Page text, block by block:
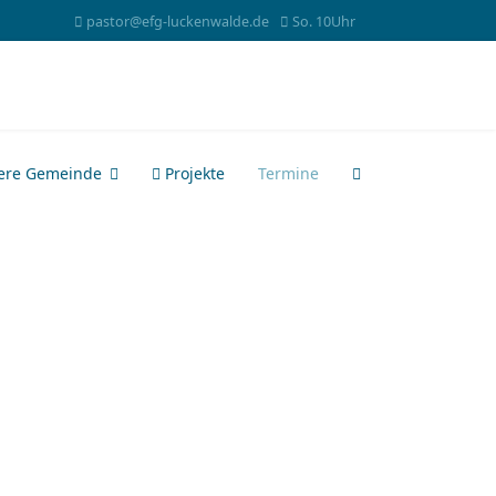
pastor@efg-luckenwalde.de So. 10Uhr
Gemeinde Projekte Termine